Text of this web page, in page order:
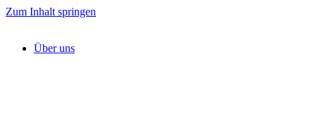
Zum Inhalt springen
Über uns